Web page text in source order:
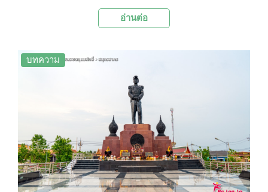
พระบรมธาตุสวีอันโบราณสถานสำคัญที่คนชุมพรให้
อ่านต่อ
บทความ